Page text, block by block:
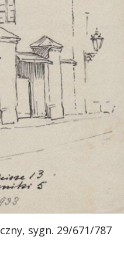
sygn. 29/671/787